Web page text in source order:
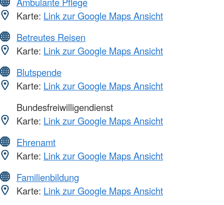
Karte: Link zur Google Maps Ansicht
Betreutes Reisen
Karte: Link zur Google Maps Ansicht
Blutspende
Karte: Link zur Google Maps Ansicht
Bundesfreiwilligendienst
Karte: Link zur Google Maps Ansicht
Ehrenamt
Karte: Link zur Google Maps Ansicht
Familienbildung
Karte: Link zur Google Maps Ansicht